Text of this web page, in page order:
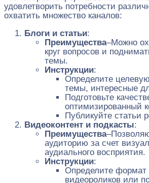
удовлетворить потребности
охватить множество каналов:
Блоги и статьи:
Преимущества–Можно
круг вопросов и
темы.
Инструкции:
Определите
темы, интересные
Подготовьте
оптимизированный
Публикуйте статьи
Видеоконтент и подкасты:
Преимущества
аудиторию за счет
аудиального восприятия.
Инструкции:
Определите формат
видеороликов или